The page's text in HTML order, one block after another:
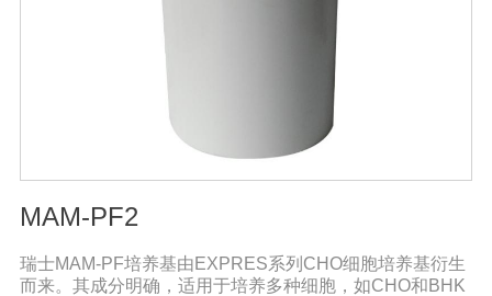
20天即可达到基本腐熟状态。
MAM-PF2
瑞士MAM-PF培养基由EXPRES系列CHO细胞培养基衍生
而来。其成分明确，适用于培养多种细胞，如CHO和BHK